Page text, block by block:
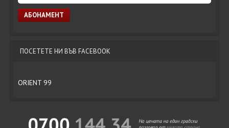
ПОСЕТЕТЕ НИ ВЪВ FACEBOOK
ORIENT 99